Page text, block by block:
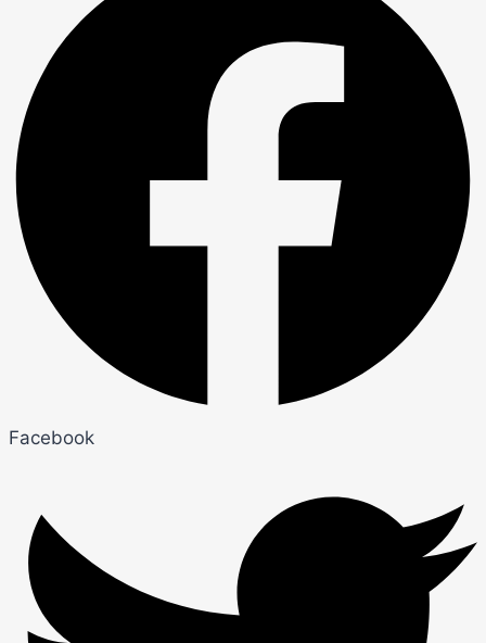
Facebook